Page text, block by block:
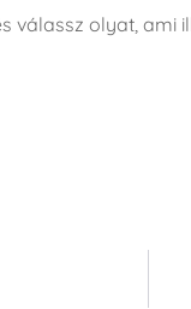
válassz olyat, ami